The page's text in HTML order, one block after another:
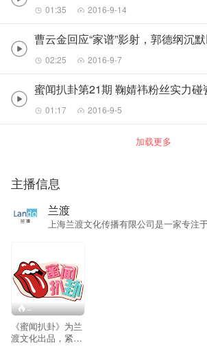
01:35 2016-9-14
02:25 2016-9-7
01:17 2016-9-5
加载更多
主播信息
兰渡
上海兰渡文化传播有限公司是一家专注
下节目：《深夜蜜语》、《蜜思他秀》、
蜜贱》等。
--
《蜜闻扒卦》为兰
渡文化出品，紧跟